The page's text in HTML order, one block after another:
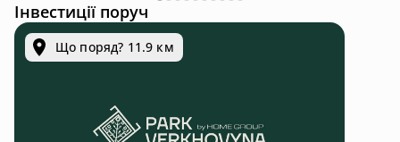
Інвестиції поруч
Що поряд? 11.9 км